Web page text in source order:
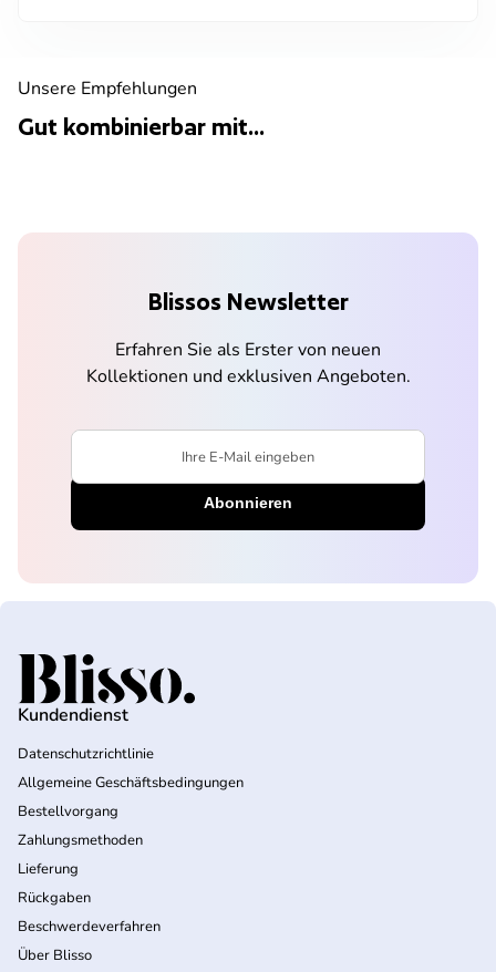
Unsere Empfehlungen
Gut kombinierbar mit...
Blissos Newsletter
Erfahren Sie als Erster von neuen
Kollektionen und exklusiven Angeboten.
Ihre E-Mail eingeben
Startseite
Kundendienst
Datenschutzrichtlinie
Allgemeine Geschäftsbedingungen
Bestellvorgang
Zahlungsmethoden
Lieferung
Rückgaben
Beschwerdeverfahren
Über Blisso